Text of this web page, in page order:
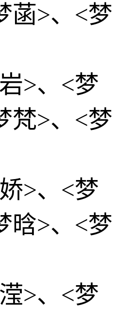
菡>、<梦
>、<梦
梵>、<梦
>、<梦
晗>、<梦
>、<梦